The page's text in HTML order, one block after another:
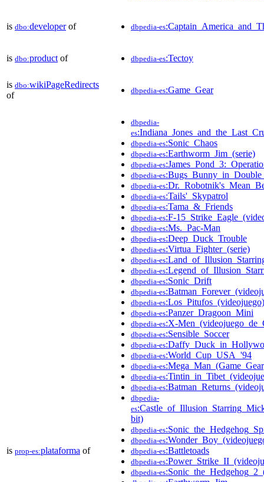
is dbo:developerof dbpedia-es
is dbo:product of dbpedia-es:Tectoy
is dbo:wikiPageRedirects
of
dbpedia-es:Game_Gear
is prop-es:plataforma of
dbpedia-
es
dbpedia-es:Sonic_Chaos
dbpedia-es:Earthworm_Jim_(serie)
dbpedia-es
dbpedia-es
dbpedia-es
dbpedia-es:Tails'_Skypatrol
dbpedia-es:Tama_&_Friends
dbpedia-es:F-
dbpedia-es:Ms._Pac-Man
dbpedia-es:Deep_Duck_Trouble
dbpedia-es:Virtua_Fighter_(serie)
dbpedia-es
dbpedia-es
dbpedia-es:Sonic_Drift
dbpedia-es
dbpedia-es:Los_Pitufos_(videojuego)
dbpedia-es:Panzer_Dragoon_Mini
dbpedia-es:X-
dbpedia-es:Sensible_Soccer
dbpedia-es
dbpedia-es:World_Cup_USA_'94
dbpedia-es
dbpedia-es
dbpedia-es
dbpedia-
es
bit)
dbpedia-es
dbpedia-es
dbpedia-es:Battletoads
dbpedia-es
dbpedia-es